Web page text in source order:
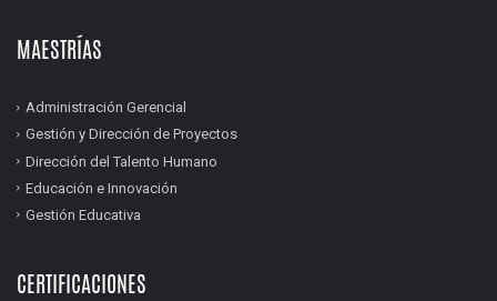
MAESTRÍAS
Administración Gerencial
Gestión y Dirección de Proyectos
Dirección del Talento Humano
Educación e Innovación
Gestión Educativa
CERTIFICACIONES